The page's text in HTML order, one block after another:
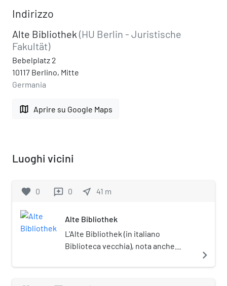
Indirizzo
Alte Bibliothek (HU Berlin - Juristische
Fakultät)
Bebelplatz 2
10117 Berlino, Mitte
Germania
map Aprire su Google Maps
Luoghi vicini
favorite 0 reviews 0 near_me 41 m
Alte Bibliothek
L'Alte Bibliothek (in italiano
Biblioteca vecchia), nota anche
cassettone) per la sua forma, è
navigate_next